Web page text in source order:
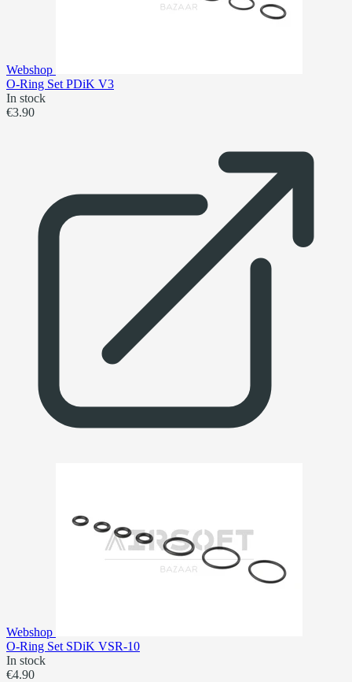
Webshop
O-Ring Set PDiK V3
In stock
€3.90
Webshop
O-Ring Set SDiK VSR-10
In stock
€4.90